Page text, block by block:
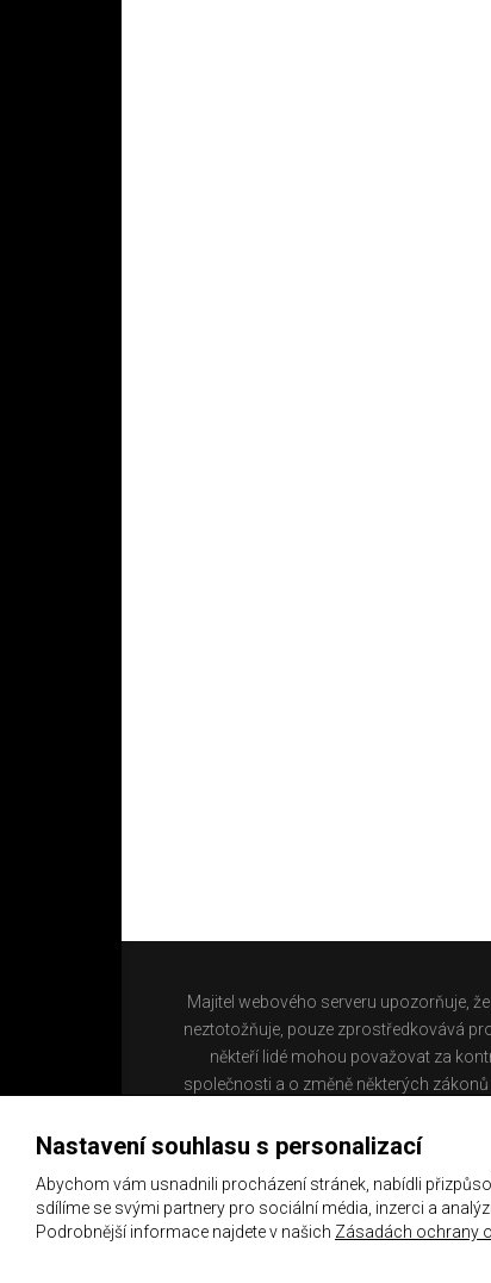
Majitel webového serveru upozorňuje,
neztotožňuje, pouze zprostředkovává
někteří lidé mohou považovat za
společnosti a o změně některých
Nastavení souhlasu s personalizací
Abychom vám usnadnili procházení stránek, nabídli
sdílíme se svými partnery pro sociální média, inzerci a
Podrobnější informace najdete v našich Zásadách ochrany